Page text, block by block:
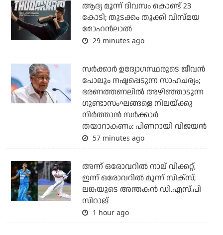
ആദ്യ മൂന്ന് ദിവസം കൊണ്ട് 23
കോടി; തുടക്കം തൂക്കി വിസ്മയ
മോഹന്‍ലാല്‍
29 minutes ago
സര്‍ക്കാര്‍ ഉദ്യോഗസ്ഥരുടെ ജീവന്‍
പോലും നഷ്ടപ്പെടുന്ന സാഹചര്യം;
ഭരണത്തണലില്‍ അഴിഞ്ഞാടുന്ന
ഗുണ്ടാസംഘങ്ങളെ നിലയ്ക്കു
നിര്‍ത്താന്‍ സര്‍ക്കാര്‍
തയാറാകണം: പിണറായി വിജയന്‍
57 minutes ago
അന്ന് ഒരോവറില്‍ നാല് വിക്കറ്റ്,
ഇന്ന് ഒരോവറില്‍ മൂന്ന് സിക്‌സ്;
ലങ്കയുടെ അന്തകന്‍ ഡി.എസ്.പി
സിറാജ്
1 hour ago